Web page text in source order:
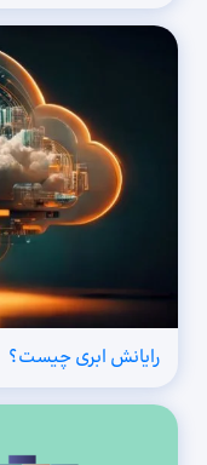
رایانش ابری چیست؟